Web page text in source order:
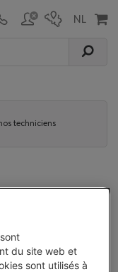
techniciens
du site web et
sont utilisés à